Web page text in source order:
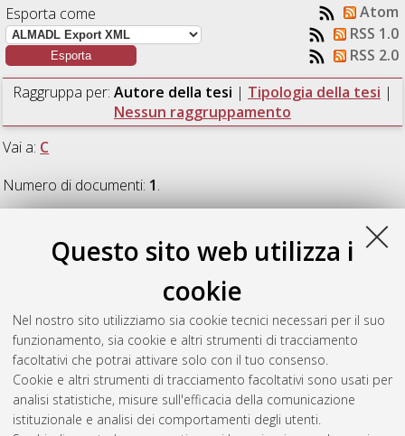
Questo sito web utilizza i
cookie
Nel nostro sito utilizziamo sia cookie tecnici necessari per il suo
funzionamento, sia cookie e altri strumenti di tracciamento
facoltativi che potrai attivare solo con il tuo consenso.
Cookie e altri strumenti di tracciamento facoltativi sono usati per
analisi statistiche, misure sull'efficacia della comunicazione
istituzionale e analisi dei comportamenti degli utenti.
Esporta come
Atom
RSS 1.0
RSS 2.0
Raggruppa per: Autore della tesi | Tipologia della tesi |
Nessun raggruppamento
Vai a: C
Numero di documenti: 1.
Development of a biotechnological
effluents.[Laurea magistrale], Università di Bologna, Corso di
Studio inIngegneria chimica e di processo [LM-DM270]
Documento full-text non disponibile
Questa lista e' stata generata ilSun Aug 9 09:15:31 2026